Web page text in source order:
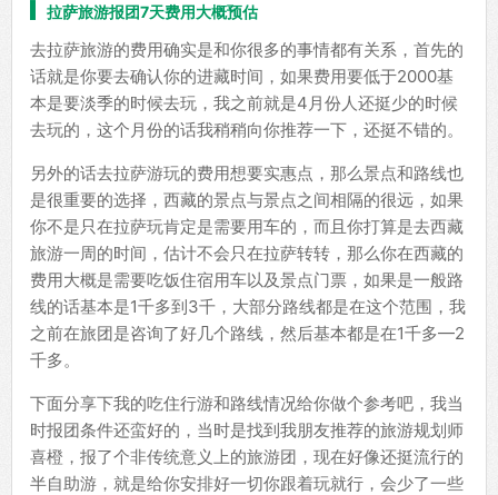
拉萨旅游报团7天费用大概预估
去拉萨旅游的费用确实是和你很多的事情都有关系，首先的
话就是你要去确认你的进藏时间，如果费用要低于2000基
本是要淡季的时候去玩，我之前就是4月份人还挺少的时候
去玩的，这个月份的话我稍稍向你推荐一下，还挺不错的。
另外的话去拉萨游玩的费用想要实惠点，那么景点和路线也
是很重要的选择，西藏的景点与景点之间相隔的很远，如果
你不是只在拉萨玩肯定是需要用车的，而且你打算是去西藏
旅游一周的时间，估计不会只在拉萨转转，那么你在西藏的
费用大概是需要吃饭住宿用车以及景点门票，如果是一般路
线的话基本是1千多到3千，大部分路线都是在这个范围，我
之前在旅团是咨询了好几个路线，然后基本都是在1千多—2
千多。
下面分享下我的吃住行游和路线情况给你做个参考吧，我当
时报团条件还蛮好的，当时是找到我朋友推荐的旅游规划师
喜橙，报了个非传统意义上的旅游团，现在好像还挺流行的
半自助游，就是给你安排好一切你跟着玩就行，会少了一些